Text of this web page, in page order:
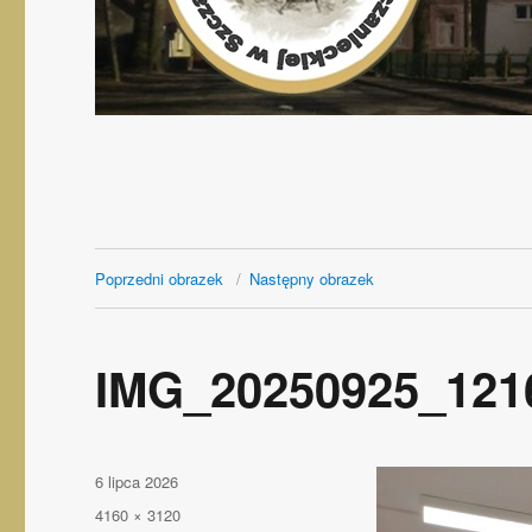
Poprzedni obrazek Następny obrazek
Opublikowano
6 lipca 2026
Pełny
4160 × 3120